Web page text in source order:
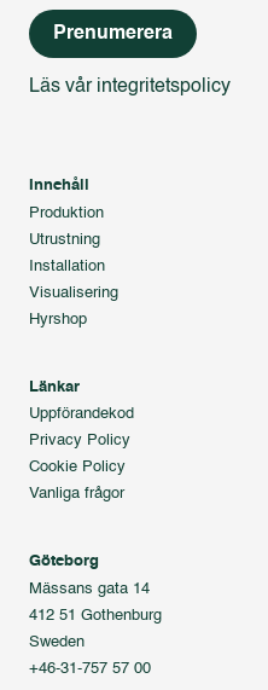
Prenumerera
Läs vår integritetspolicy
Innehåll
Produktion
Utrustning
Installation
Visualisering
Hyrshop
Länkar
Uppförandekod
Privacy Policy
Cookie Policy
Vanliga frågor
Göteborg
Mässans gata 14
412 51 Gothenburg
Sweden
+46-31-757 57 00